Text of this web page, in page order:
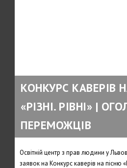
КОНКУРС КАВЕРІВ
«РІЗНІ. РІВНІ» |
ПЕРЕМОЖЦІВ
Освітній центр з прав людини у
заявок на Конкурс каверів на пісню